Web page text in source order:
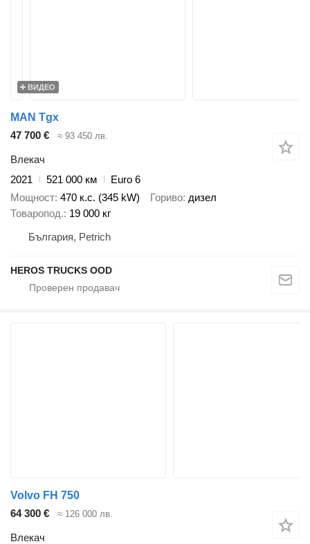
ВИДЕО
MAN Tgx
47 700 €
≈ 93 450 лв.
Влекач
2021
521 000 км
Euro 6
Мощност 470 к.с. (345 kW) Гориво дизел
Товаропод. 19 000 кг
България, Petrich
HEROS TRUCKS OOD
Volvo FH 750
64 300 €
≈ 126 000 лв.
Влекач